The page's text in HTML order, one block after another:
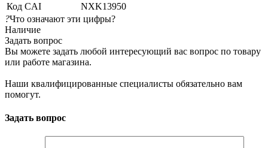
Код CAI
NXK13950
?Что означают эти цифры?
Наличие
Задать вопрос
Вы можете задать любой интересующий вас вопрос по товару
или работе магазина.
Наши квалифицированные специалисты обязательно вам
помогут.
Задать вопрос